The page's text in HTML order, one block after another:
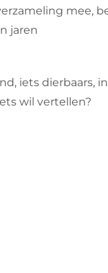
mee,
jaren
iets dierbaars,
wil vertellen?